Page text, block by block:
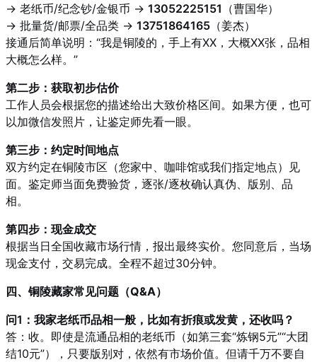
→ 老纸币/纪念钞/金银币 → 13052225151 （曹国华）
→ 批量货/邮票/全品类 → 13751864165 （姜杰）
接通后简单说明：“我是铜陵的，手上有XX，大概XX张，品相
大概怎么样。”
第二步：获取初步估价
工作人员会根据您的描述给出大致价格区间。如果方便，也可
以加微信发照片，让鉴定师先看一眼。
第三步：约定时间地点
双方约定在铜陵市区（您家中、咖啡馆或我们指定地点）见
面。鉴定师当面免费验货，逐张/逐枚确认真伪、版别、品
相。
第四步：现金成交
根据当日全国收藏市场行情，报出最终实价。您同意后，当场
现金支付，交易完成。全程不超过30分钟。
四、铜陵藏家常见问题（Q&A）
问1：我家老纸币品相一般，比如有折痕或发黄，还收吗？
答：收。即使是流通品相的老纸币（如第三套“炼钢5元”“大团
结10元”），只要版别对，依然有市场价值。但请千万不要自